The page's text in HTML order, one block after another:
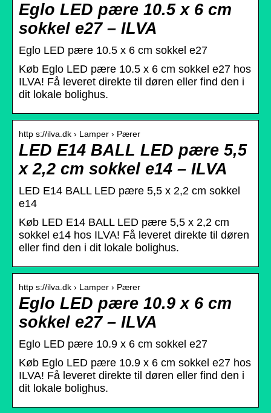
Eglo LED pære 10.5 x 6 cm
sokkel e27 – ILVA
Eglo LED pære 10.5 x 6 cm sokkel e27
Køb Eglo LED pære 10.5 x 6 cm sokkel e27 hos
ILVA! Få leveret direkte til døren eller find den i
dit lokale bolighus.
http s://ilva.dk › Lamper › Pærer
LED E14 BALL LED pære 5,5
x 2,2 cm sokkel e14 – ILVA
LED E14 BALL LED pære 5,5 x 2,2 cm sokkel
e14
Køb LED E14 BALL LED pære 5,5 x 2,2 cm
sokkel e14 hos ILVA! Få leveret direkte til døren
eller find den i dit lokale bolighus.
http s://ilva.dk › Lamper › Pærer
Eglo LED pære 10.9 x 6 cm
sokkel e27 – ILVA
Eglo LED pære 10.9 x 6 cm sokkel e27
Køb Eglo LED pære 10.9 x 6 cm sokkel e27 hos
ILVA! Få leveret direkte til døren eller find den i
dit lokale bolighus.